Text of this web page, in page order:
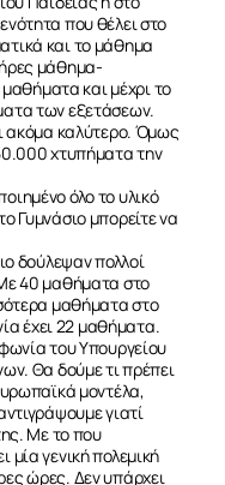
που θέλει στo
και το μάθημα
μάθημα-
μαθήματα και μέχρι το
των εξετάσεων.
ακόμα καλύτερο. Όμως
χτυπήματα την
όλο το υλικό
Γυμνάσιο μπορείτε να
δούλεψαν πολλοί
40 μαθήματα στο
μαθήματα στο
έχει 22 μαθήματα.
του Υπουργείου
Θα δούμε τι πρέπει
μοντέλα,
γιατί
Με το που
μία γενική πολεμική
ώρες. Δεν υπάρχει